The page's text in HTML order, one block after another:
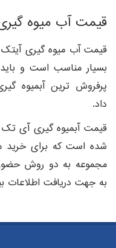
قیمت آب میوه
قیمت آب میوه گیری آیتک
بسیار مناسب است و باید
پرفروش ترین آبمیوه
داد.
قیمت آبمیوه گیری آی
شده است که برای خرید
مجموعه به دو روش
به جهت دریافت اطلاعات